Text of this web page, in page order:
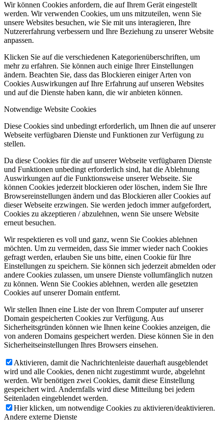
Wir können Cookies anfordern, die auf Ihrem Gerät eingestellt
werden. Wir verwenden Cookies, um uns mitzuteilen, wenn Sie
unsere Websites besuchen, wie Sie mit uns interagieren, Ihre
Nutzererfahrung verbessern und Ihre Beziehung zu unserer Website
anpassen.
Klicken Sie auf die verschiedenen Kategorienüberschriften, um
mehr zu erfahren. Sie können auch einige Ihrer Einstellungen
ändern. Beachten Sie, dass das Blockieren einiger Arten von
Cookies Auswirkungen auf Ihre Erfahrung auf unseren Websites
und auf die Dienste haben kann, die wir anbieten können.
Notwendige Website Cookies
Diese Cookies sind unbedingt erforderlich, um Ihnen die auf unserer
Webseite verfügbaren Dienste und Funktionen zur Verfügung zu
stellen.
Da diese Cookies für die auf unserer Webseite verfügbaren Dienste
und Funktionen unbedingt erforderlich sind, hat die Ablehnung
Auswirkungen auf die Funktionsweise unserer Webseite. Sie
können Cookies jederzeit blockieren oder löschen, indem Sie Ihre
Browsereinstellungen ändern und das Blockieren aller Cookies auf
dieser Webseite erzwingen. Sie werden jedoch immer aufgefordert,
Cookies zu akzeptieren / abzulehnen, wenn Sie unsere Website
erneut besuchen.
Wir respektieren es voll und ganz, wenn Sie Cookies ablehnen
möchten. Um zu vermeiden, dass Sie immer wieder nach Cookies
gefragt werden, erlauben Sie uns bitte, einen Cookie für Ihre
Einstellungen zu speichern. Sie können sich jederzeit abmelden oder
andere Cookies zulassen, um unsere Dienste vollumfänglich nutzen
zu können. Wenn Sie Cookies ablehnen, werden alle gesetzten
Cookies auf unserer Domain entfernt.
Wir stellen Ihnen eine Liste der von Ihrem Computer auf unserer
Domain gespeicherten Cookies zur Verfügung. Aus
Sicherheitsgründen können wie Ihnen keine Cookies anzeigen, die
von anderen Domains gespeichert werden. Diese können Sie in den
Sicherheitseinstellungen Ihres Browsers einsehen.
Aktivieren, damit die Nachrichtenleiste dauerhaft ausgeblendet
wird und alle Cookies, denen nicht zugestimmt wurde, abgelehnt
werden. Wir benötigen zwei Cookies, damit diese Einstellung
gespeichert wird. Andernfalls wird diese Mitteilung bei jedem
Seitenladen eingeblendet werden.
Hier klicken, um notwendige Cookies zu aktivieren/deaktivieren.
Andere externe Dienste